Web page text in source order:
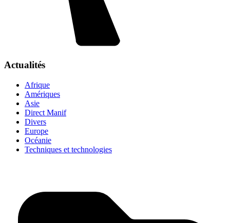
Actualités
Afrique
Amériques
Asie
Direct Manif
Divers
Europe
Océanie
Techniques et technologies